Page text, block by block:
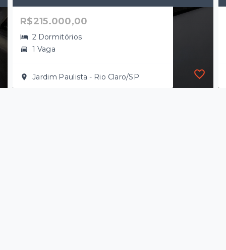
R$215.000,00
2 Dormitórios
1 Vaga
Jardim Paulista - Rio Claro/SP